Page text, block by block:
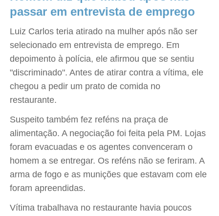
passar em entrevista de emprego
Luiz Carlos teria atirado na mulher após não ser
selecionado em entrevista de emprego. Em
depoimento à polícia, ele afirmou que se sentiu
"discriminado". Antes de atirar contra a vítima, ele
chegou a pedir um prato de comida no
restaurante.
Suspeito também fez reféns na praça de
alimentação. A negociação foi feita pela PM. Lojas
foram evacuadas e os agentes convenceram o
homem a se entregar. Os reféns não se feriram. A
arma de fogo e as munições que estavam com ele
foram apreendidas.
Vítima trabalhava no restaurante havia poucos